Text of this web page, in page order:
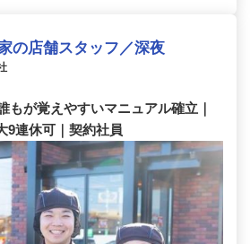
の店舗スタッフ／深夜
もが覚えやすいマニュアル確立｜
9連休可｜契約社員